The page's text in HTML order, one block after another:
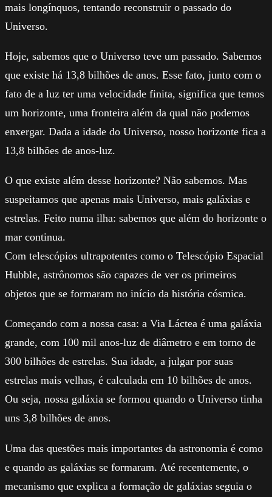
mais longínquos, tentando reconstruir o passado do
Universo.
Hoje, sabemos que o Universo teve um passado. Sabemos
que existe há 13,8 bilhões de anos. Esse fato, junto com o
fato de a luz ter uma velocidade finita, significa que temos
um horizonte, uma fronteira além da qual não podemos
enxergar. Dada a idade do Universo, nosso horizonte fica a
13,8 bilhões de anos-luz.
O que existe além desse horizonte? Não sabemos. Mas
suspeitamos que apenas mais Universo, mais galáxias e
estrelas. Feito numa ilha: sabemos que além do horizonte o
mar continua.
Com telescópios ultrapotentes como o Telescópio Espacial
Hubble, astrônomos são capazes de ver os primeiros
objetos que se formaram no início da história cósmica.
Começando com a nossa casa: a Via Láctea é uma galáxia
grande, com 100 mil anos-luz de diâmetro e em torno de
300 bilhões de estrelas. Sua idade, a julgar por suas
estrelas mais velhas, é calculada em 10 bilhões de anos.
Ou seja, nossa galáxia se formou quando o Universo tinha
uns 3,8 bilhões de anos.
Uma das questões mais importantes da astronomia é como
e quando as galáxias se formaram. Até recentemente, o
mecanismo que explica a formação de galáxias seguia o